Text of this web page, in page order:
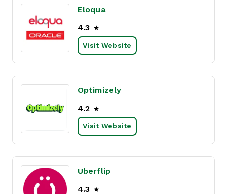
Eloqua
4.3
Visit Website
Optimizely
4.2
Visit Website
Uberflip
4.3